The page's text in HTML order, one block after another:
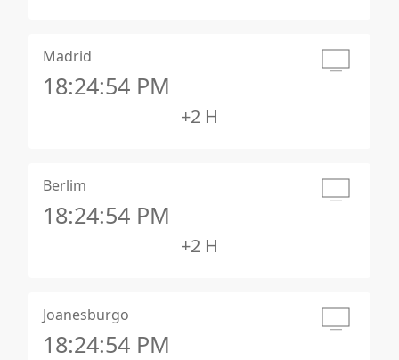
Madrid
18:24:55 PM
+2 H
Berlim
18:24:55 PM
+2 H
Joanesburgo
18:24:55 PM